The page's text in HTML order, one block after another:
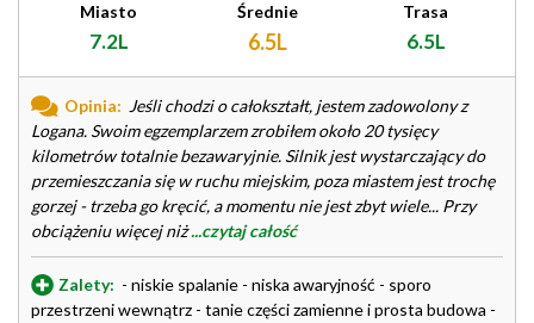
Miasto
7.2L
Średnie
6.5L
Trasa
6.5L
Opinia: Jeśli chodzi o całokształt, jestem zadowolony z
Logana. Swoim egzemplarzem zrobiłem około 20 tysięcy
kilometrów totalnie bezawaryjnie. Silnik jest wystarczający do
przemieszczania się w ruchu miejskim, poza miastem jest trochę
gorzej - trzeba go kręcić, a momentu nie jest zbyt wiele... Przy
obciążeniu więcej niż...czytaj całość
Zalety: - niskie spalanie - niska awaryjność - sporo
przestrzeni wewnątrz - tanie części zamienne i prosta budowa -